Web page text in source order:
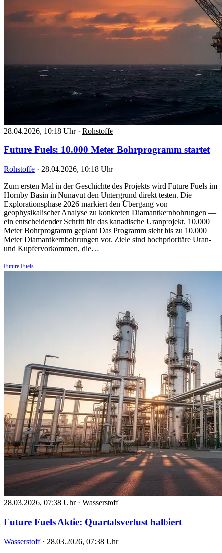
28.04.2026, 10:18 Uhr · Rohstoffe
Future Fuels: 10.000 Meter Bohrprogramm startet
Rohstoffe · 28.04.2026, 10:18 Uhr
Zum ersten Mal in der Geschichte des Projekts wird Future Fuels im
Hornby Basin in Nunavut den Untergrund direkt testen. Die
Explorationsphase 2026 markiert den Übergang von
geophysikalischer Analyse zu konkreten Diamantkernbohrungen —
ein entscheidender Schritt für das kanadische Uranprojekt. 10.000
Meter Bohrprogramm geplant Das Programm sieht bis zu 10.000
Meter Diamantkernbohrungen vor. Ziele sind hochprioritäre Uran-
und Kupfervorkommen, die…
Future Fuels
28.03.2026, 07:38 Uhr · Wasserstoff
Future Fuels Aktie: Quartalsverlust halbiert
Wasserstoff · 28.03.2026, 07:38 Uhr